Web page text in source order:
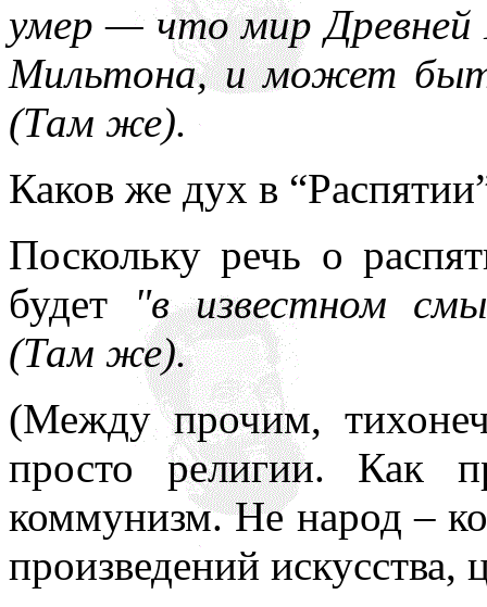
умер — что мир Древней
Мильтона, и может
(Там же).
Каков же дух в
Поскольку речь о
будет
"в известном
(Там же).
(Между прочим,
просто религии. Как
коммунизм. Не народ –
произведений искусства,